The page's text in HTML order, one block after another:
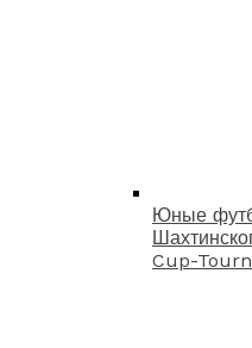
Юные
Cup-